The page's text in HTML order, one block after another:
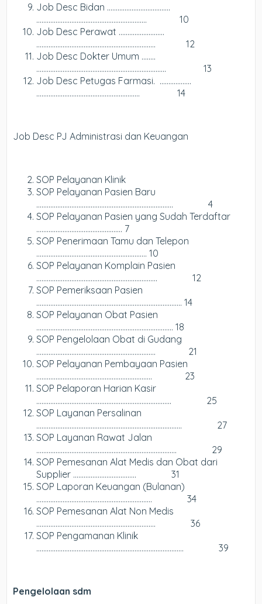
Job Desc Bidan ……..……………………….
……………………………………………………… 10
Job Desc Perawat ………….………….
………………………………………………………….. 12
Job Desc Dokter Umum ……..
……………………………………………………………….. 13
Job Desc Petugas Farmasi. ….…………..
………………………………………………….. 14
Job Desc PJ Administrasi dan Keuangan
SOP Pelayanan Klinik
SOP Pelayanan Pasien Baru
…………………………………………………………………… 4
SOP Pelayanan Pasien yang Sudah Terdaftar
…………………………………………. 7
SOP Penerimaan Tamu dan Telepon
……………………………………………………… 10
SOP Pelayanan Komplain Pasien
…………………………………………………………… 12
SOP Pemeriksaan Pasien
……………………………………………………………………….. 14
SOP Pelayanan Obat Pasien
…………………………………………………………………… 18
SOP Pengelolaan Obat di Gudang
………………………………………………………….. 21
SOP Pelayanan Pembayaan Pasien
………………………………………………………… 23
SOP Pelaporan Harian Kasir
………………………………………………………………….. 25
SOP Layanan Persalinan
……………………………………………………………………….. 27
SOP Layanan Rawat Jalan
…………………………………………………………………….. 29
SOP Pemesanan Alat Medis dan Obat dari
Supplier ……………………………… 31
SOP Laporan Keuangan (Bulanan)
………………………………………………………… 34
SOP Pemesanan Alat Non Medis
………………………………………………………….. 36
SOP Pengamanan Klinik
………………………………………………………………………… 39
Pengelolaan sdm